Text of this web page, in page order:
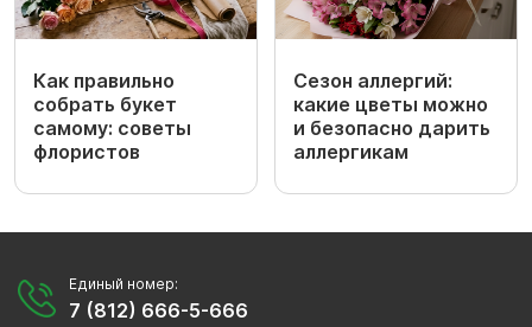
Как правильно
собрать букет
самому: советы
флористов
Сезон аллергий:
какие цветы можно
и безопасно дарить
аллергикам
Единый номер:
7 (812) 666-5-666